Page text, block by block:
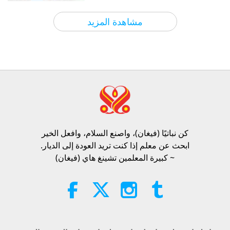
مشاهدة المزيد
أخبار جديرة بالاهتمام 2026-08-09
34:10
أخبار جديرة بالاهتمام
النبوءة الجزء 413 - أيقظوا المحبة
سلسلة متعددة الأجزاء حول لتنبؤات القديمة الخاصة
بكوكبنا
2026-08-09
طعامنا دمارنا: رحلتنا نحو الانقراض،
رحلة عبر العوالم الجمالية 2026-08-09 132 الآراء
كن نباتيًا (فيغان)، واصنع السلام، وافعل الخير​
ابحث عن معلم إذا كنت تريد العودة إلى الديار.
~ كبيرة المعلمين تشينغ هاي (فيغان)